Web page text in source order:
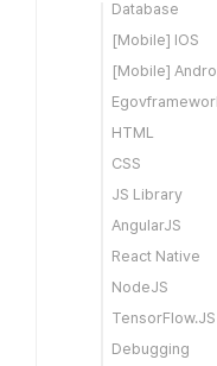
Database
[Mobile] IOS
[Mobile]
HTML
CSS
JS Library
AngularJS
React Native
NodeJS
TensorFlow.JS
Debugging